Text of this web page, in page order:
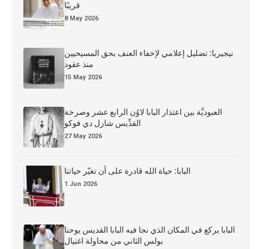
قريبًا
8 May 2026
نيجيريا: تضليل إعلامي لإخفاء العنف بحق المسيحيين
منذ عقود
15 May 2026
العبوديَّة بين اعتذار البابا لاوُن الرابع عشر وصرخة
القدِّيس شارل دي فوكو
27 May 2026
البابا: حياة الله قادرة على أن تغيّر حياتنا
1 Jun 2026
البابا يركع في المكان الذي نجا فيه البابا القديس يوحنا
بولس الثاني من محاولة اغتيال